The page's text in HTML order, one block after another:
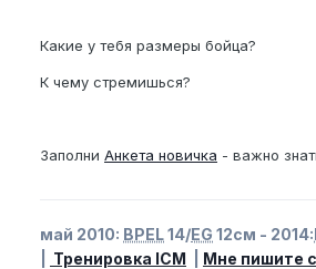
Какие у тебя размеры бойца?
К чему стремишься?
Заполни Анкета новичка - важно
май 2010: BPEL14/EG 12см - 2014:
Тренировка ICM Мне пишите